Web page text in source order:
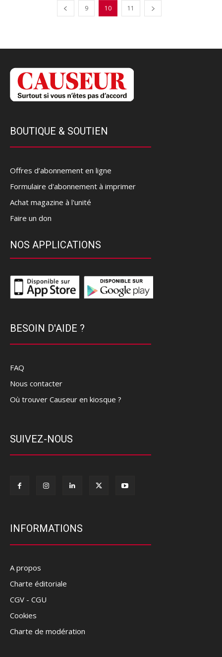
9 10 11
BOUTIQUE & SOUTIEN
Offres d’abonnement en ligne
Formulaire d'abonnement à imprimer
Achat magazine à l'unité
Faire un don
NOS APPLICATIONS
BESOIN D'AIDE ?
FAQ
Nous contacter
Où trouver Causeur en kiosque ?
SUIVEZ-NOUS
INFORMATIONS
A propos
Charte éditoriale
CGV - CGU
Cookies
Charte de modération